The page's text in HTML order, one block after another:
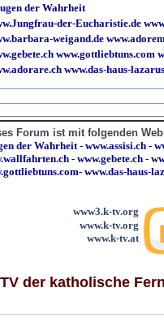
der Wahrheit
der-Eucharistie.de
weigand.de
www.gottliebtuns.com
www.das-haus-
Forum ist mit folgenden
der Wahrheit -www.assisi.ch -
-www.gebete.ch -
-www.das-haus-
www3.k-tv.org
www.k-tv.org
www.k-tv.at
der katholische